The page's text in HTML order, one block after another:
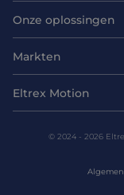
Onze oplossingen
Motoren
Drives & controllers
Mechanicals
Motion Control
Markten
Agri-food
Eltrex Motion
© 2024 - 2026